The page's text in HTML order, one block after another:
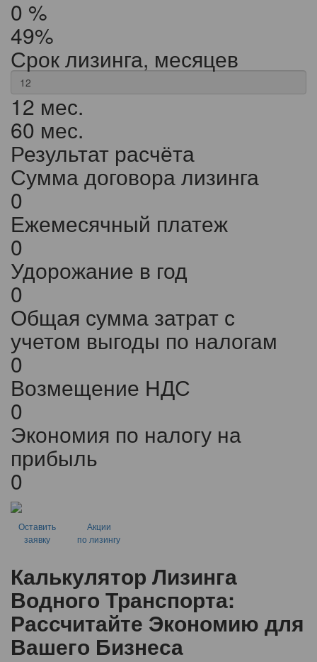
0 %
49%
Срок лизинга, месяцев
12 мес.
60 мес.
Результат расчёта
Сумма договора лизинга
0
Ежемесячный платеж
0
Удорожание в год
0
Общая сумма затрат с
учетом выгоды по налогам
0
Возмещение НДС
0
Экономия по налогу на
прибыль
0
Оставить
заявку
Акции
по лизингу
Калькулятор Лизинга
Водного Транспорта:
Рассчитайте Экономию для
Вашего Бизнеса